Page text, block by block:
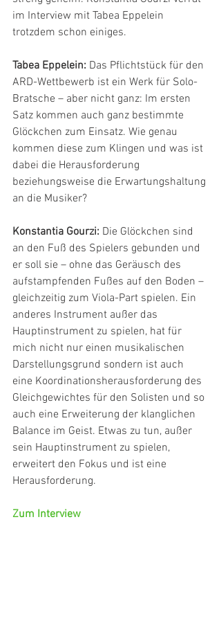
im Interview mit Tabea Eppelein
trotzdem schon einiges.
Tabea Eppelein: Das Pflichtstück für den
ARD-Wettbewerb ist ein Werk für Solo-
Bratsche – aber nicht ganz: Im ersten
Satz kommen auch ganz bestimmte
Glöckchen zum Einsatz. Wie genau
kommen diese zum Klingen und was ist
dabei die Herausforderung
beziehungsweise die Erwartungshaltung
an die Musiker?
Konstantia Gourzi: Die Glöckchen sind
an den Fuß des Spielers gebunden und
er soll sie – ohne das Geräusch des
aufstampfenden Fußes auf den Boden –
gleichzeitig zum Viola-Part spielen. Ein
anderes Instrument außer das
Hauptinstrument zu spielen, hat für
mich nicht nur einen musikalischen
Darstellungsgrund sondern ist auch
eine Koordinationsherausforderung des
Gleichgewichtes für den Solisten und so
auch eine Erweiterung der klanglichen
Balance im Geist. Etwas zu tun, außer
sein Hauptinstrument zu spielen,
erweitert den Fokus und ist eine
Herausforderung.
Zum Interview